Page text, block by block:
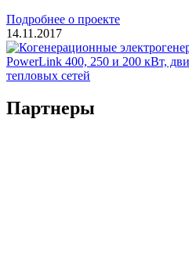
Подробнее о проекте
14.11.2017
Партнеры